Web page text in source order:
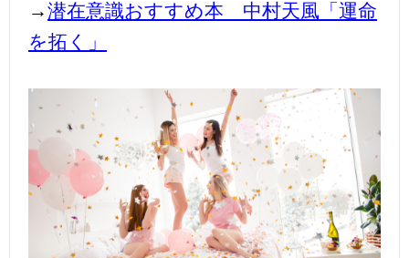
→潜在意識おすすめ本 中村天風「運命
を拓く」